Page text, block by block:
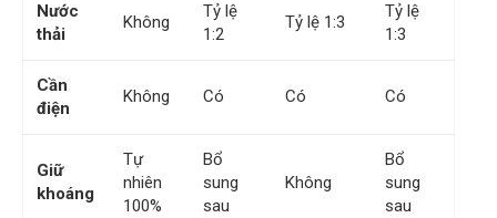
Nước
thải
Không
Tỷ lệ
1:2
Tỷ lệ 1:3
Tỷ lệ
1:3
Cần
điện
Không Có Có Có
Giữ
khoáng
Tự
nhiên
100%
Bổ
sung
sau
Không
Bổ
sung
sau